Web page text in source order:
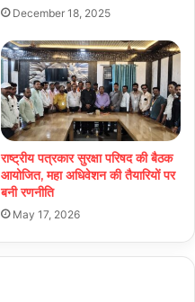
December 18, 2025
राष्ट्रीय पत्रकार सुरक्षा परिषद की बैठक
आयोजित, महा अधिवेशन की तैयारियों पर
बनी रणनीति
May 17, 2026